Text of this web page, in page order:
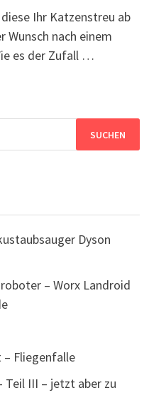
Ihr Katzenstreu ab
nach einem
es der Zufall …
Dyson
– Worx Landroid
Fliegenfalle
Teil III – jetzt aber zu